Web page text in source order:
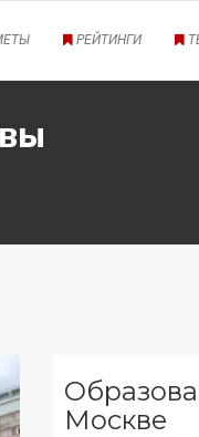
РЕЙТИНГИ
Москве